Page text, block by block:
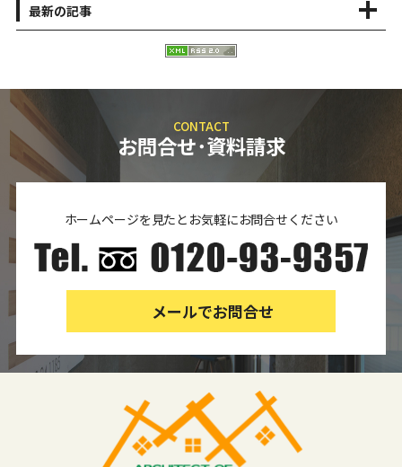
最新の記事
CONTACT
お問合せ･資料請求
ホームページを見たとお気軽にお問合せください
メールでお問合せ